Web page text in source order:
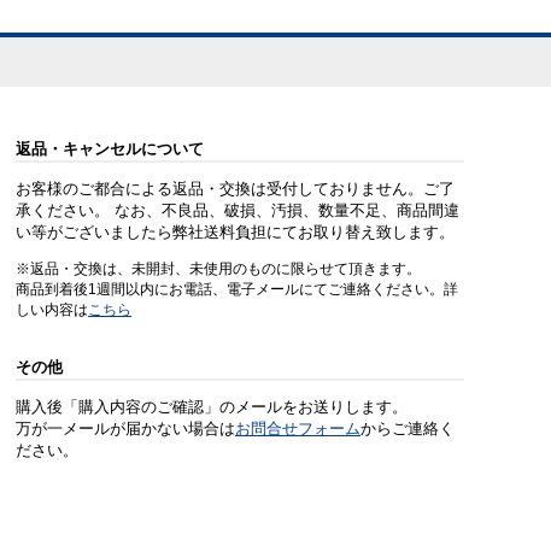
返品・キャンセルについて
お客様のご都合による返品・交換は受付しておりません。ご了
承ください。 なお、不良品、破損、汚損、数量不足、商品間違
い等がございましたら弊社送料負担にてお取り替え致します。
※返品・交換は、未開封、未使用のものに限らせて頂きます。
商品到着後1週間以内にお電話、電子メールにてご連絡ください。詳
しい内容はこちら
その他
購入後「購入内容のご確認」のメールをお送りします。
万が一メールが届かない場合はお問合せフォームからご連絡く
ださい。